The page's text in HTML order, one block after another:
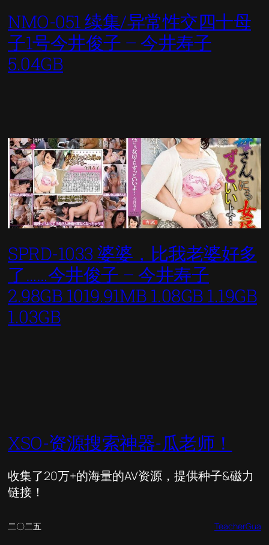
NMO-051 续集/异常性交四十母
子1号今井俊子 – 今井寿子
5.04GB
SPRD-1033 婆婆，比我老婆好多
了……今井俊子 – 今井寿子
2.98GB 1019.91MB 1.08GB 1.19GB
1.03GB
XSO-资源搜索神器-瓜老师！
收集了20万+的海量的AV资源，提供种子&磁力
链接！
二〇二五 TeacherGua